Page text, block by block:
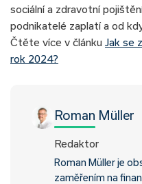
sociální a zdravotní
podnikatelé zaplatí a od
Čtěte více v článku Jak se
rok 2024?
Roman Müller
Redaktor
Roman Müller je
zaměřením na